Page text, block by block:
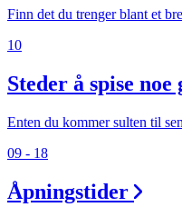
Gavekort
Finn det du trenger blant et
10
Steder å spise noe
Enten du kommer sulten til
09 - 18
Åpningstider